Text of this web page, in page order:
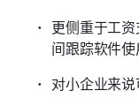
更侧重于工
间跟踪软件使
对小企业来